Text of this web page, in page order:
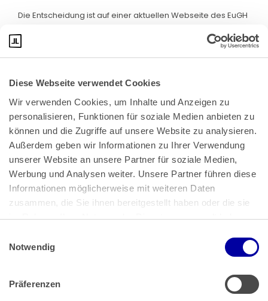
Diese Webseite verwendet Cookies
Wir verwenden Cookies, um Inhalte und Anzeigen zu
personalisieren, Funktionen für soziale Medien anbieten zu
können und die Zugriffe auf unsere Website zu analysieren.
Außerdem geben wir Informationen zu Ihrer Verwendung
unserer Website an unsere Partner für soziale Medien,
Werbung und Analysen weiter. Unsere Partner führen diese
Informationen möglicherweise mit weiteren Daten
zusammen, die Sie ihnen bereitgestellt haben oder die sie
im Rahmen Ihrer Nutzung der Dienste gesammelt haben.
Impressum
Notwendig
Präferenzen
Die Entscheidung ist auf einer aktuellen Webseite des EuGH
Bundeskanzlerplatz 2
53113 Bonn
Pressemitteilungen|AGB
Impressum|Datenschutz